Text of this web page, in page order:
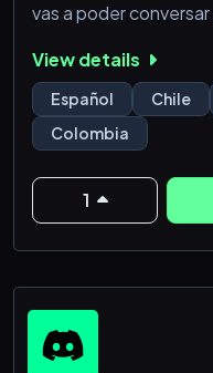
vas a poder
una manga de giles
donde el humor negro
Somos una
cualquier tipo de
que te guste la c
View details
Español Chile
Colombia
1